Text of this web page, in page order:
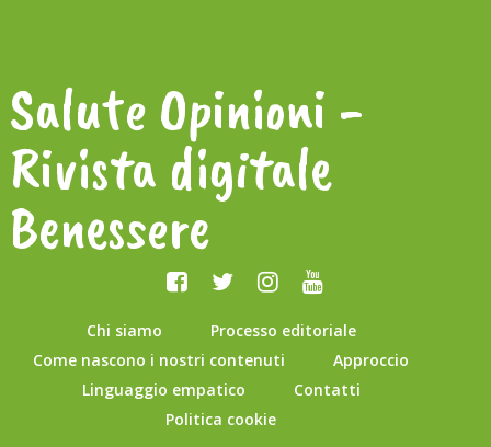
Salute Opinioni -
Rivista digitale
Benessere
Chi siamo
Processo editoriale
Come nascono i nostri contenuti
Approccio
Linguaggio empatico
Contatti
Politica cookie